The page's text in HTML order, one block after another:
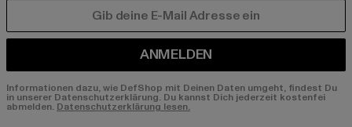
ANMELDEN
Informationen dazu, wie DefShop mit Deinen Daten umgeht, findest Du
in unserer Datenschutzerklärung. Du kannst Dich jederzeit kostenfei
abmelden. Datenschutzerklärung lesen.